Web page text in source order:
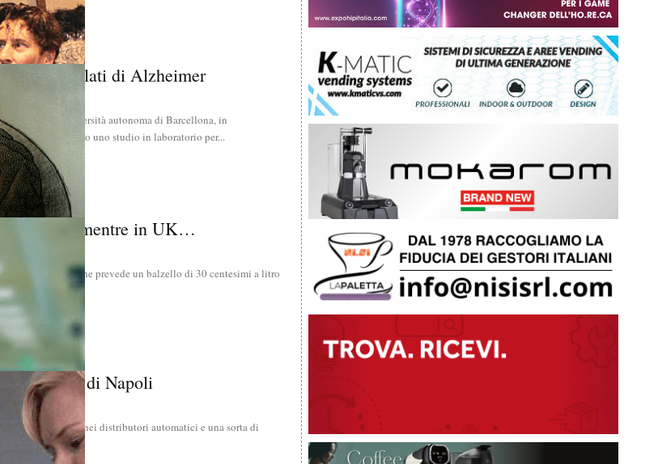
ai malati di Alzheimer
dell’Università autonoma di Barcellona, in
hanno condotto uno studio in laboratorio per...
sugar tax, mentre in UK…
la sugar tax che prevede un balzello di 30 centesimi a litro
Policlinico di Napoli
più salutari nei distributori automatici e una sorta di
l'utenza...